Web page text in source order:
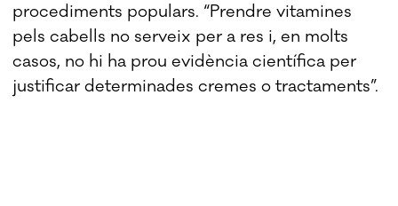
procediments populars. “Prendre vitamines
pels cabells no serveix per a res i, en molts
casos, no hi ha prou evidència científica per
justificar determinades cremes o tractaments”.